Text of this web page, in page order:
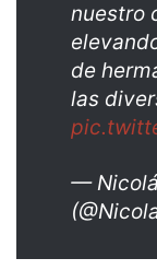
nuestro
de
las
—